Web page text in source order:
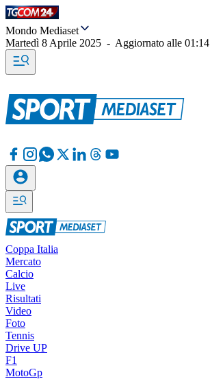
Mondo Mediaset
Martedì 8 Aprile 2025 - Aggiornato alle 01:14
Coppa Italia
Mercato
Calcio
Live
Risultati
Video
Foto
Tennis
Drive UP
F1
MotoGp